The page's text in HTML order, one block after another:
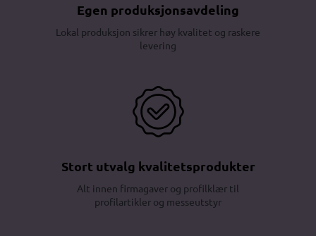
Egen produksjonsavdeling
Lokal produksjon sikrer høy kvalitet og raskere
levering
Stort utvalg kvalitetsprodukter
Alt innen firmagaver og profilklær til
profilartikler og messeutstyr